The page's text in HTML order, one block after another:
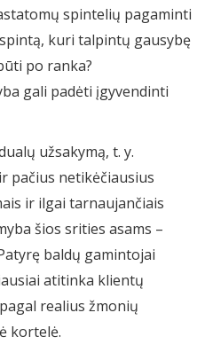
spintelių pagaminti
kuri talpintų gausybę
po ranka?
gali padėti įgyvendinti
užsakymą, t. y.
pačius netikėčiausius
ir ilgai tarnaujančiais
šios srities asams –
baldų gamintojai
atitinka klientų
realius žmonių
kortelė.